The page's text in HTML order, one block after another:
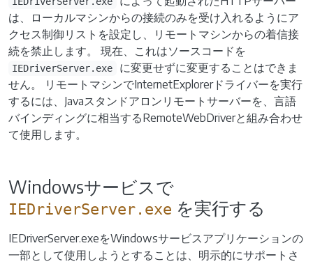
は、ローカルマシンからの接続のみを受け入れるようにア
クセス制御リストを設定し、リモートマシンからの着信接
続を禁止します。 現在、これはソースコードを
IEDriverServer.exe
に変更せずに変更することはできま
せん。 リモートマシンでInternetExplorerドライバーを実行
するには、Javaスタンドアロンリモートサーバーを、言語
バインディングに相当するRemoteWebDriverと組み合わせ
て使用します。
Windowsサービスで
IEDriverServer.exe を実行する
IEDriverServer.exeをWindowsサービスアプリケーションの
一部として使用しようとすることは、明示的にサポートさ